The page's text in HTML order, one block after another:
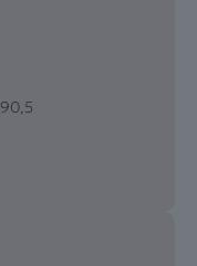
90,5